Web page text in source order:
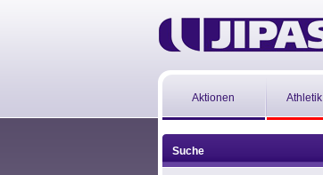
Aktionen Athletik
Suche